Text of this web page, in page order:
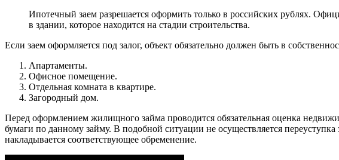
Ипотечный заем разрешается оформить только в российских рублях.
в здании, которое находится на стадии строительства.
Если заем оформляется под залог, объект обязательно должен быть в
Апартаменты.
Офисное помещение.
Отдельная комната в квартире.
Загородный дом.
Перед оформлением жилищного займа проводится обязательная оценка
бумаги по данному займу. В подобной ситуации не осуществляется
накладывается соответствующее обременение.